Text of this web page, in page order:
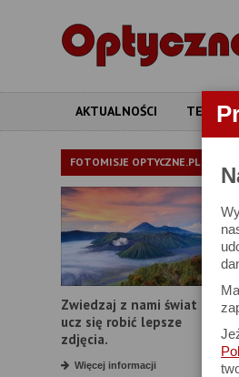
AKTUALNOŚCI TESTY
FOTOMISJE OPTYCZNE.PL
Zwiedzaj z nami świat i
ucz się robić lepsze
zdjęcia.
Więcej informacji